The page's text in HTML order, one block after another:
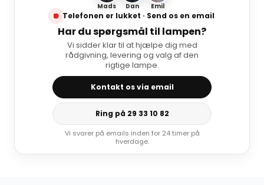
Mads Dan Emil
Telefonen er lukket · Send os en email
Har du spørgsmål til lampen?
Vi sidder klar til at hjælpe dig med
rådgivning, levering og valg af den
rigtige lampe.
Kontakt os via email
Ring på 29 33 10 82
Vi svarer på emails inden for 24 timer på
hverdage.